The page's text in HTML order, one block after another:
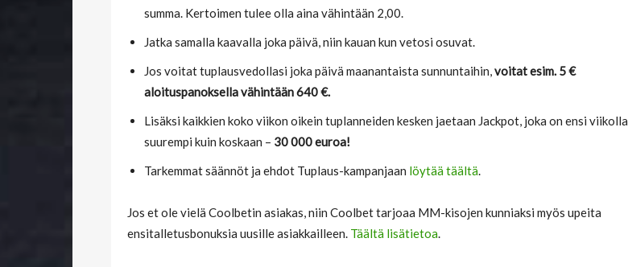
summa. Kertoimen tulee olla aina vähintään 2,00.
Jatka samalla kaavalla joka päivä, niin kauan kun vetosi osuvat.
Jos voitat tuplausvedollasi joka päivä maanantaista sunnuntaihin,voitat esim. 5 €
aloituspanoksella vähintään 640 €.
Lisäksi kaikkien koko viikon oikein tuplanneiden kesken jaetaan Jackpot, joka on ensi viikolla
suurempi kuin koskaan – 30 000 euroa!
Tarkemmat säännöt ja ehdot Tuplaus-kampanjaan löytää täältä.
Jos et ole vielä Coolbetin asiakas, niin Coolbet tarjoaa MM-kisojen kunniaksi myös upeita
ensitalletusbonuksia uusille asiakkailleen. Täältä lisätietoa.